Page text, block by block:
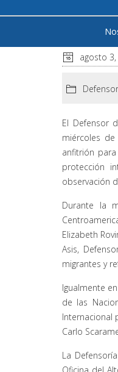
agosto
El Defensor
miércoles
anfitrión
protección
observación
Durante la
Elizabeth
Asis,
migrantes y
Igualmente
de las
Internacional
Carlo
La